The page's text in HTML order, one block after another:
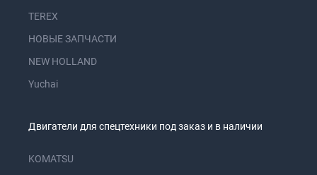
TEREX
НОВЫЕ ЗАПЧАСТИ
NEW HOLLAND
Yuchai
Двигатели для спецтехники под заказ и в наличии
KOMATSU